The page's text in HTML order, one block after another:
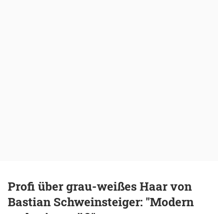
Profi über grau-weißes Haar von
Bastian Schweinsteiger: "Modern